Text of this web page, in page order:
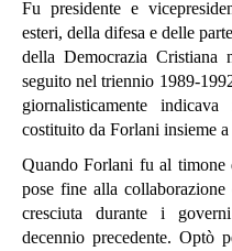
Fu presidente e
esteri, della difesa e delle
della Democrazia Cristiana
seguito nel triennio 1989-
giornalisticamente
costituito da Forlani insieme
Quando Forlani fu al timone
pose fine alla collaborazione
cresciuta durante i
decennio precedente. Optò